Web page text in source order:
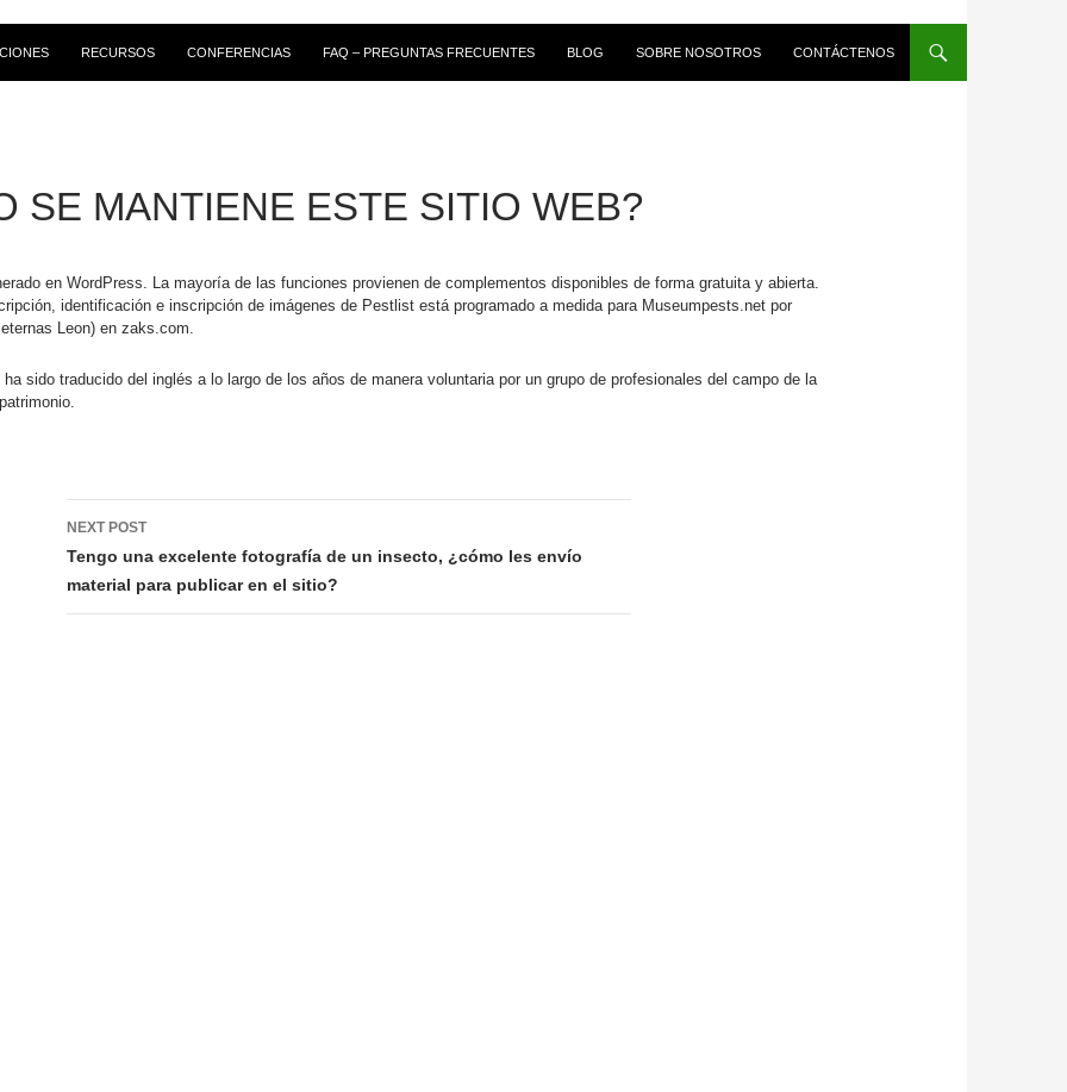
RECURSOS CONFERENCIAS FAQ – PREGUNTAS FRECUENTES BLOG SOBRE NOSOTROS CONTÁCTENOS
SE MANTIENE ESTE SITIO WEB?
en WordPress. La mayoría de las funciones provienen de complementos disponibles de forma gratuita y abierta.
identificación e inscripción de imágenes de Pestlist está programado a medida para Museumpests.net por
Leon) en zaks.com.
sido traducido del inglés a lo largo de los años de manera voluntaria por un grupo de profesionales del campo de la
Post
navigation
NEXT POST
Tengo una excelente fotografía de un insecto, ¿cómo les envío
material para publicar en el sitio?